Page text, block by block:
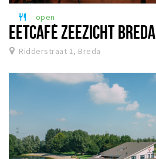
restaurant open
EETCAFÉ ZEEZICHT BREDA
Ridderstraat 1, Breda